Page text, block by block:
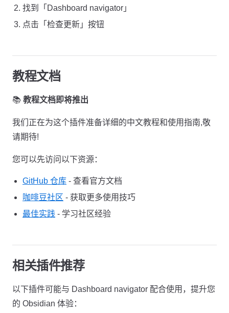
找到「Dashboard navigator」
点击「检查更新」按钮
教程文档
📚 教程文档即将推出
我们正在为这个插件准备详细的中文教程和使用指南,敬
请期待!
您可以先访问以下资源：
GitHub 仓库 - 查看官方文档
咖啡豆社区 - 获取更多使用技巧
最佳实践 - 学习社区经验
相关插件推荐
以下插件可能与 Dashboard navigator 配合使用，提升您
的 Obsidian 体验：